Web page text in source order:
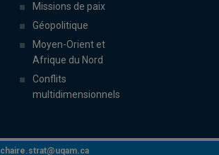
Missions de paix
Géopolitique
Moyen-Orient et
Afrique du Nord
Conflits
multidimensionnels
chaire.strat@uqam.ca